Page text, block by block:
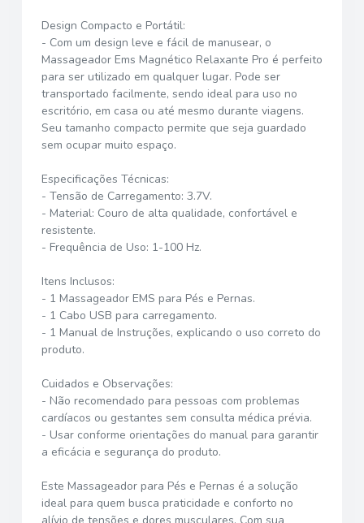
Design Compacto e Portátil:
- Com um design leve e fácil de manusear, o
Massageador Ems Magnético Relaxante Pro é perfeito
para ser utilizado em qualquer lugar. Pode ser
transportado facilmente, sendo ideal para uso no
escritório, em casa ou até mesmo durante viagens.
Seu tamanho compacto permite que seja guardado
sem ocupar muito espaço.
Especificações Técnicas:
- Tensão de Carregamento: 3.7V.
- Material: Couro de alta qualidade, confortável e
resistente.
- Frequência de Uso: 1-100 Hz.
Itens Inclusos:
- 1 Massageador EMS para Pés e Pernas.
- 1 Cabo USB para carregamento.
- 1 Manual de Instruções, explicando o uso correto do
produto.
Cuidados e Observações:
- Não recomendado para pessoas com problemas
cardíacos ou gestantes sem consulta médica prévia.
- Usar conforme orientações do manual para garantir
a eficácia e segurança do produto.
Este Massageador para Pés e Pernas é a solução
ideal para quem busca praticidade e conforto no